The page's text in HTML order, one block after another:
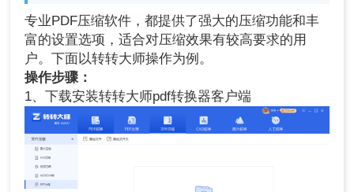
专业PDF压缩软件，都提供了强大的压缩功能和丰
富的设置选项，适合对压缩效果有较高要求的用
户。下面以转转大师操作为例。
操作步骤：
1、下载安装转转大师pdf转换器客户端